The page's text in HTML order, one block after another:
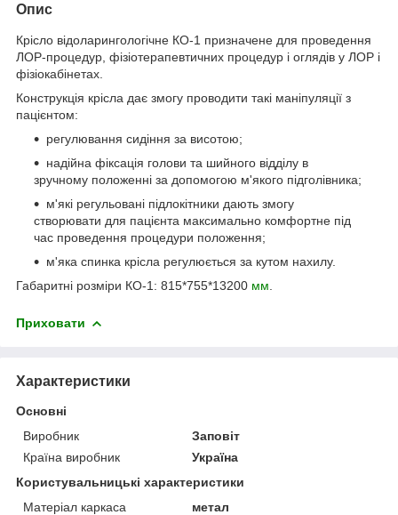
Опис
Крісло відоларингологічне КО-1 призначене для проведення
ЛОР-процедур, фізіотерапевтичних процедур і оглядів у ЛОР і
фізіокабінетах.
Конструкція крісла дає змогу проводити такі маніпуляції з
пацієнтом:
регулювання сидіння за висотою;
надійна фіксація голови та шийного відділу в
зручному положенні за допомогою м'якого підголівника;
м'які регульовані підлокітники дають змогу
створювати для пацієнта максимально комфортне під
час проведення процедури положення;
м'яка спинка крісла регулюється за кутом нахилу.
Габаритні розміри КО-1: 815*755*13200 мм
Приховати
Характеристики
Основні
Виробник
Заповіт
Країна виробник
Україна
Користувальницькі характеристики
Матеріал каркаса
метал